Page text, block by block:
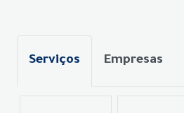
Serviços Empresas